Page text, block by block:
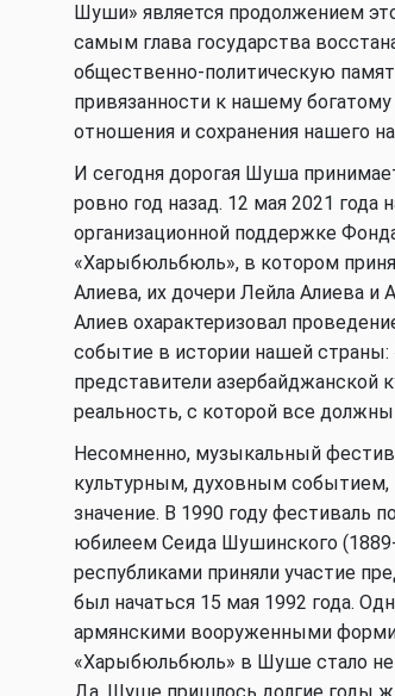
Шуши» является продолжением
самым глава государства
общественно-политическую
привязанности к нашему
отношения и сохранения нашего
И сегодня дорогая Шуша
ровно год назад. 12 мая 2021
организационной поддержке
«Харыбюльбюль», в котором
Алиева, их дочери Лейла Алиева и
Алиев охарактеризовал
событие в истории нашей страны:
представители азербайджанской
реальность, с которой все должны
Несомненно, музыкальный
культурным, духовным событием,
значение. В 1990 году фестиваль
юбилеем Сеида Шушинского
республиками приняли участие
был начаться 15 мая 1992 года.
армянскими вооруженными
«Харыбюльбюль» в Шуше стало